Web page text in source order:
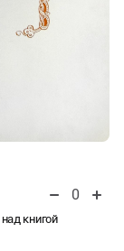
0
книгой